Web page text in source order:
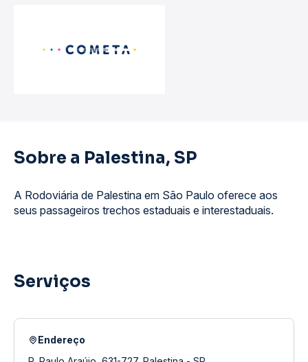
Sobre a Palestina, SP
A Rodoviária de Palestina em São Paulo oferece aos
seus passageiros trechos estaduais e interestaduais.
Serviços
Endereço